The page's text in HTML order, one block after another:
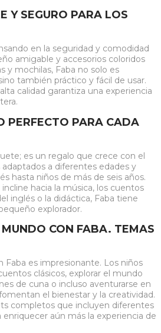
Y SEGURO PARA LOS
en la seguridad y comodidad
amigable y accesorios coloridos
y mochilas, Faba no solo es
también práctico y fácil de usar.
calidad garantiza una experiencia
PERFECTO PARA CADA
es un regalo que crece con el
a diferentes edades y
hasta niños de más de seis años.
hacia la música, los cuentos
inglés o la didáctica, Faba tiene
explorador.
CON FABA. TEMAS
Faba es impresionante. Los niños
clásicos, explorar el mundo
de cuna o incluso aventurarse en
el bienestar y la creatividad.
completos que incluyen diferentes
enriquecer aún más la experiencia de